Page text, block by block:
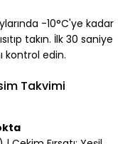
-10°C'ye kadar
takın. İlk 30 saniye
kontrol edin.
Takvimi